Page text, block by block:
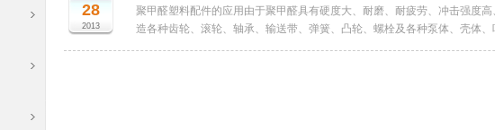
28
2013
聚甲醛塑料配件的应用由于聚甲醛具有硬度大、耐磨、耐疲劳、冲击强度
造各种齿轮、滚轮、轴承、输送带、弹簧、凸轮、螺栓及各种泵体、壳体